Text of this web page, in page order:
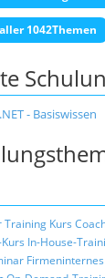
1042Themen
- Basiswissen
Training Kurs
In-House-